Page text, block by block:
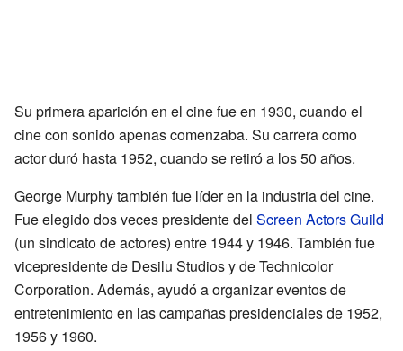
Su primera aparición en el cine fue en 1930, cuando el
cine con sonido apenas comenzaba. Su carrera como
actor duró hasta 1952, cuando se retiró a los 50 años.
George Murphy también fue líder en la industria del cine.
Fue elegido dos veces presidente del Screen Actors Guild
(un sindicato de actores) entre 1944 y 1946. También fue
vicepresidente de Desilu Studios y de Technicolor
Corporation. Además, ayudó a organizar eventos de
entretenimiento en las campañas presidenciales de 1952,
1956 y 1960.